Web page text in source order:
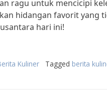
ragu untuk mencicipi
hidangan favorit yang
hari ini!
Kuliner Tagged berita